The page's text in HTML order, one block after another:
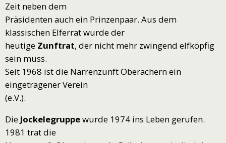
Zeit neben dem
Präsidenten auch ein Prinzenpaar. Aus dem
klassischen Elferrat wurde der
heutige Zunftrat, der nicht mehr zwingend elfköpfig
sein muss.
Seit 1968 ist die Narrenzunft Oberachern ein
eingetragener Verein
(e.V.).
Die Jockelegruppewurde 1974 ins Leben gerufen.
1981 trat die